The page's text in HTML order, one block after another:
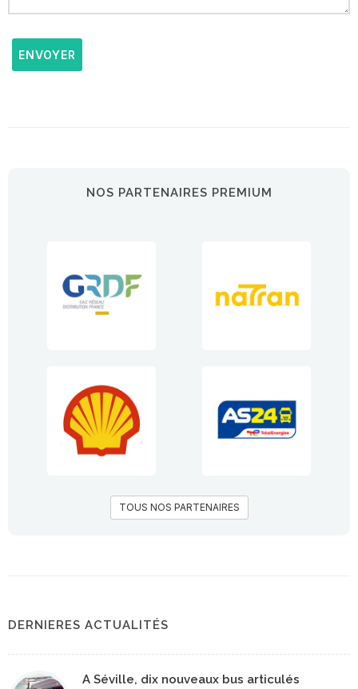
ENVOYER
NOS PARTENAIRES PREMIUM
TOUS NOS PARTENAIRES
DERNIERES ACTUALITÉS
A Séville, dix nouveaux bus articulés